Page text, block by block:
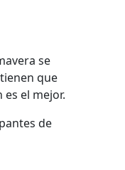
se
que
el mejor.
de